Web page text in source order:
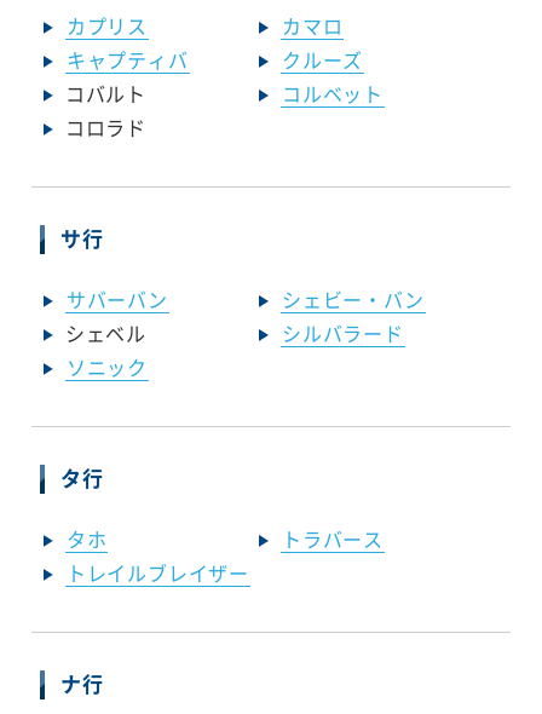
カプリス
カマロ
キャプティバ
クルーズ
コバルト
コルベット
コロラド
サ行
サバーバン
シェビー・バン
シェベル
シルバラード
ソニック
タ行
タホ
トラバース
トレイルブレイザー
ナ行